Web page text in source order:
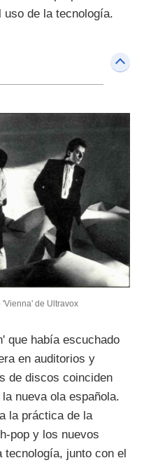
uso de la tecnología.
'Vienna' de Ultravox
que había escuchado
en auditorios y
de discos coinciden
nueva ola española.
la práctica de la
pop y los nuevos
junto con el